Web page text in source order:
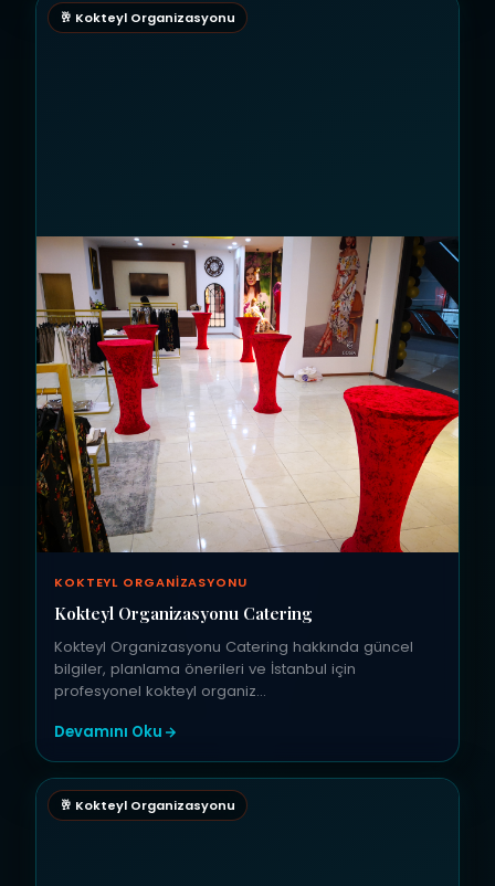
🥂 Kokteyl Organizasyonu
KOKTEYL ORGANIZASYONU
Kokteyl Organizasyonu Catering
Kokteyl Organizasyonu Catering hakkında güncel
bilgiler, planlama önerileri ve İstanbul için
profesyonel kokteyl organiz…
Devamını Oku
🥂 Kokteyl Organizasyonu